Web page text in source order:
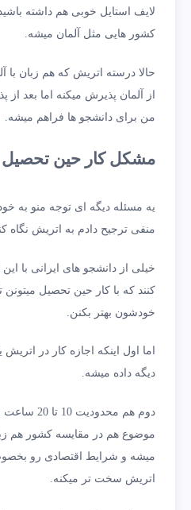
لایف استایل خوبی هم داشته
کشور هایی مثل آلمان میشه.
حالا درسته اتریش که هم زبان
از آلمان پذیرش میکنه اما بعد
من برای دانشجو ها فراهم میشه.
مشکل کار حین تحصیل
یه مسئله دیگه ای توجه منو به
منفی ترجیح دادم به اتریش نگاه
خیلی از دانشجو های ایرانی با
کنند که با کار حین تحصیل
خودشون بهتر بکنن.
اما اول اینکه اجازه کار در
دیگه داده میشه.
دوم هم
موضوع هم در مقایسه کشور هم
میشه و شرایط اقتصادی رو
اتریش سخت تر میکنه.